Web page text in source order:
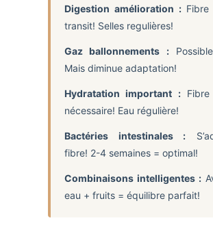
Digestion amélioration :Fibre
transit! Selles regulières!
Gaz ballonnements :
Mais diminue adaptation!
Hydratation important :Fibre
nécessaire! Eau régulière!
Bactéries intestinales :
fibre! 2-4 semaines = optimal!
Combinaisons intelligentes :
eau + fruits = équilibre parfait!